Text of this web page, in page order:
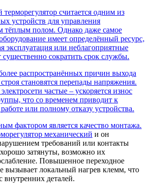
считается одним из
устройств для управления
тёплым полом. Однако даже самое
имеет определённый ресурс,
эксплуатация или неблагоприятные
существенно сократить срок службы.
распространённых причин выхода
становятся перепады напряжения.
частые – ускоряется износ
что со временем приводит к
или полному отказу устройства.
фактором является качество монтажа.
механический и он
требований или контакты
затянуты, возможно их
Повышенное переходное
вызывает локальный нагрев клемм, что
внутренних деталей.